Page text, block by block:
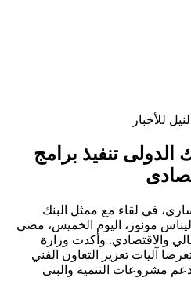
النيل للأخبار
الدولى تنفيذ برامج
ساري، في لقاء مع ممثل البنك
مونوز، اليوم الخميس، مضي
والاقتصادي. وأكدت وزارة
آليات تعزيز التعاون الفني
مشروعات التنمية والبنى